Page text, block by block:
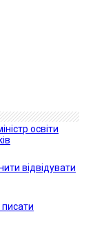
освіти
відвідувати
писати